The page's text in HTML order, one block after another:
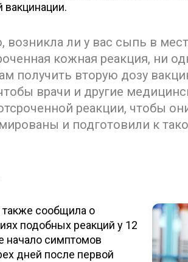
вакцинации.
возникла ли у вас сыпь в
кожная реакция, ни
получить вторую дозу
врачи и другие
реакции, чтобы
и подготовили к
также сообщила о
подобных реакций у 12
начало симптомов
дней после первой